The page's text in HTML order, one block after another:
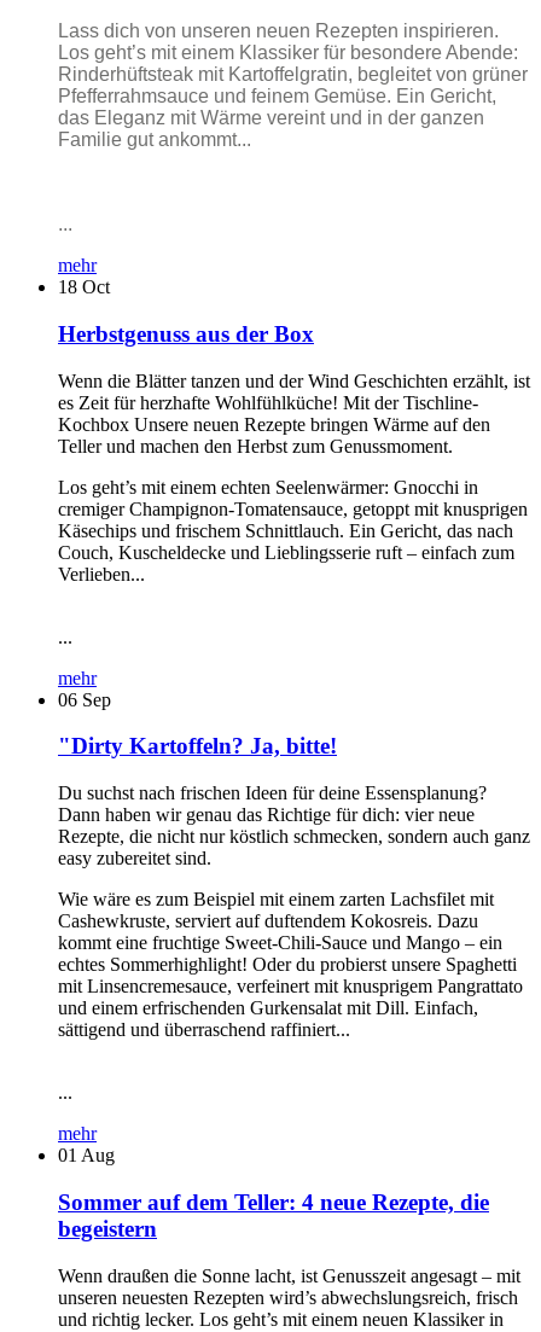
Lass dich von unseren neuen Rezepten inspirieren.
Los geht’s mit einem Klassiker für besondere Abende:
Rinderhüftsteak mit Kartoffelgratin, begleitet von grüner
Pfefferrahmsauce und feinem Gemüse. Ein Gericht,
das Eleganz mit Wärme vereint und in der ganzen
Familie gut ankommt...
...
mehr
18 Oct
Herbstgenuss aus der Box
Wenn die Blätter tanzen und der Wind Geschichten erzählt, ist
es Zeit für herzhafte Wohlfühlküche! Mit der Tischline-
Kochbox Unsere neuen Rezepte bringen Wärme auf den
Teller und machen den Herbst zum Genussmoment.
Los geht’s mit einem echten Seelenwärmer: Gnocchi in
cremiger Champignon-Tomatensauce, getoppt mit knusprigen
Käsechips und frischem Schnittlauch. Ein Gericht, das nach
Couch, Kuscheldecke und Lieblingsserie ruft – einfach zum
Verlieben...
...
mehr
06 Sep
"Dirty Kartoffeln? Ja, bitte!
Du suchst nach frischen Ideen für deine Essensplanung?
Dann haben wir genau das Richtige für dich: vier neue
Rezepte, die nicht nur köstlich schmecken, sondern auch ganz
easy zubereitet sind.
Wie wäre es zum Beispiel mit einem zarten Lachsfilet mit
Cashewkruste, serviert auf duftendem Kokosreis. Dazu
kommt eine fruchtige Sweet-Chili-Sauce und Mango – ein
echtes Sommerhighlight! Oder du probierst unsere Spaghetti
mit Linsencremesauce, verfeinert mit knusprigem Pangrattato
und einem erfrischenden Gurkensalat mit Dill. Einfach,
sättigend und überraschend raffiniert...
...
mehr
01 Aug
Sommer auf dem Teller: 4 neue Rezepte, die
begeistern
Wenn draußen die Sonne lacht, ist Genusszeit angesagt – mit
unseren neuesten Rezepten wird’s abwechslungsreich, frisch
und richtig lecker. Los geht’s mit einem neuen Klassiker in